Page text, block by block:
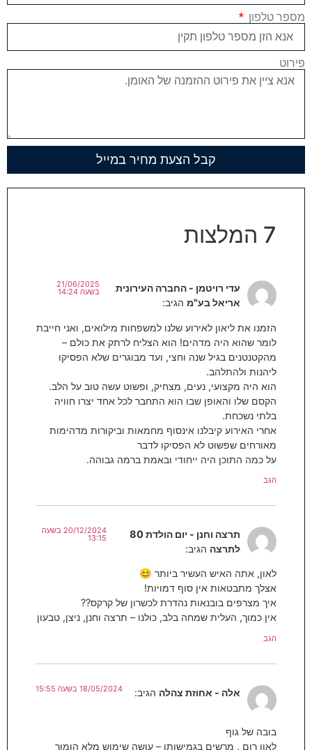
מספר טלפון
פירוט
קבל הצעת מחיר במייל
7 המלצות
עדי רויטמן - החברה העירונית
אריאל בע"מ הגיב:
21/06/2025
בשעה 14:24
הזמנו את ליאון לאירוע שלנו למשפחות מילואים, ואני חייבת
לומר שהוא היה מדהים! הוא הצליח לרתק את כולם –
מהקטנטנים בגיל שנה וחצי, ועד מבוגרים שלא הפסיקו
ליהנות ולהתלהב.
הוא היה מקצועי, נעים, מצחיק, ופשוט עשה טוב על הלב.
הקסם שלו והאופן שבו הוא התחבר לכל אחד יצרו חוויה
בלתי נשכחת.
אחרי האירוע קיבלנו אינסוף מחמאות וביקורות מדהימות
מאורחים שפשוט לא הפסיקו לדבר
על כמה התוכן היה ייחודי ובאמת ברמה גבוהה.
הגב
תרצה וחנן - יום הולדת 80
לתרצה הגיב:
20/12/2024 בשעה
13:15
לאון, אתה האיש העשיר ביותר 😊
אצלך מתבטאות אין סוף דמויות!
איך מצרפים בובנאות נהדרת לכשרון של קרקס??
אין כמוך, העלית שמחה בלב, כולנו – תרצה וחנן, ניצן, טבעון
הגב
אלה - אחוזת צהלה הגיב: 18/05/2024 בשעה 15:55
בובה של גוף
לאון רום , מרשים בגמישותו – עושה שימוש מלא הומור